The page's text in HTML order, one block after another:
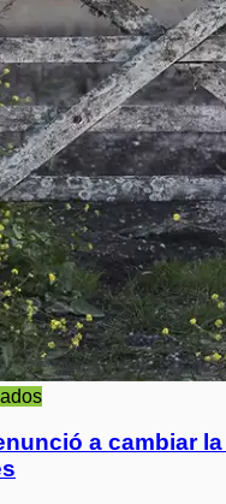
a cambiar